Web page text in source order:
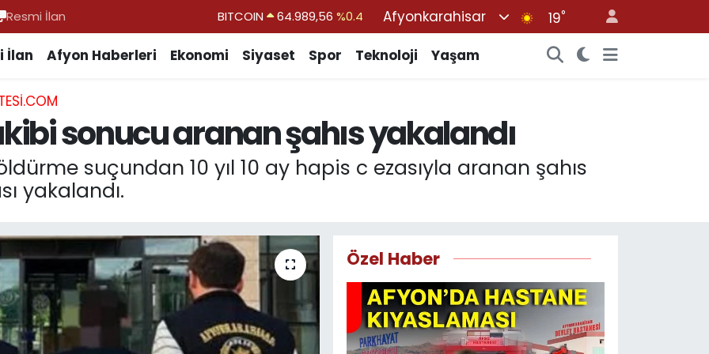
Resmi İlan DOLAR 47,7239 %0.01
EURO
55,1823
%-0.06
BİST100
13.779%-14
Afyonkarahisar 19°
İlan Afyon Haberleri Ekonomi Siyaset Spor Teknoloji Yaşam
sonucu aranan şahıs yakalandı
suçundan 10 yıl 10 ay hapis c ezasıyla aranan şahıs
yakalandı.
Özel Haber